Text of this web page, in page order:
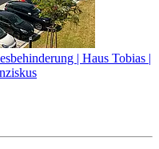
| Haus Tobias |